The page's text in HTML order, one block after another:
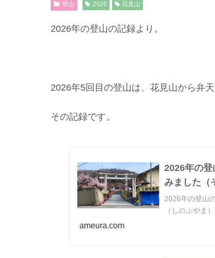
登山 2026 花見山
2026年の登山の記録より。
2026年5回目の登山は、花見山から弁
その記録です。
2026年の
みました（
2026年の登山
（しのぶやま
ameura.com